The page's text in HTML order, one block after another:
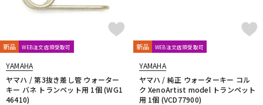
新品 WEB注文店頭受取可
YAMAHA
ヤマハ / 第3抜き差し管 ウォーター
キー バネ トランペット用 1個 (WG1
46410)
新品 WEB注文店頭受取可
YAMAHA
ヤマハ / 純正 ウォーターキー コル
ク XenoArtist model トランペット
用 1個 (VCD77900)